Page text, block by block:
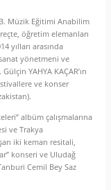
Müzik Eğitimi Anabilim
öğretim elemanları
yılları arasında
yönetmeni ve
YAHYA KAÇAR’ın
ve konser
albüm çalışmalarına
ve Trakya
iki keman resitali,
konseri ve Uludağ
Cemil Bey Saz